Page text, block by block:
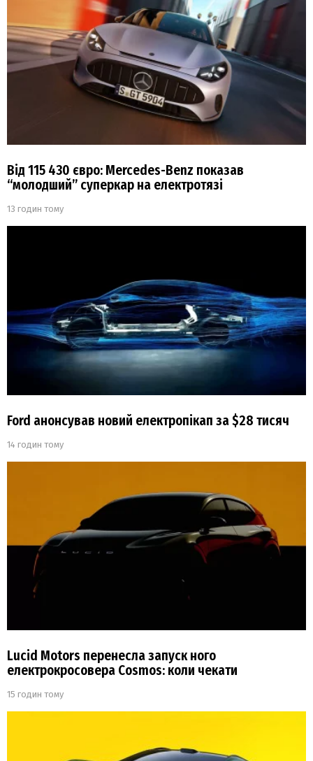
Від 115 430 євро: Mercedes-Benz показав
“молодший” суперкар на електротязі
13 годин тому
Ford анонсував новий електропікап за $28 тисяч
14 годин тому
Lucid Motors перенесла запуск ного
електрокросовера Cosmos: коли чекати
15 годин тому